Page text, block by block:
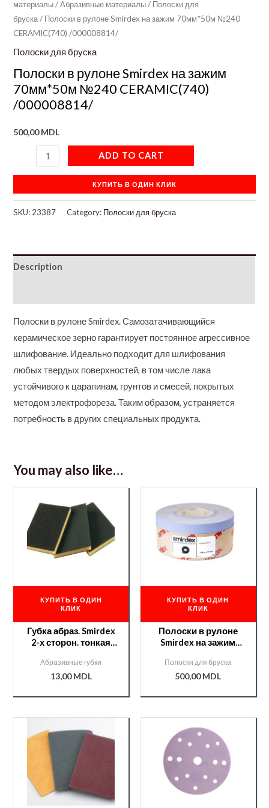
материалы/Абразивные материалы/ Полоски для
бруска/ Полоски в рулоне Smirdex на зажим 70мм*50м №240
CERAMIC(740) /000008814/
Полоски для бруска
Полоски в рулоне Smirdex на зажим
70мм*50м №240 CERAMIC(740)
/000008814/
500,00MDL
ADD TO CART
КУПИТЬ В ОДИН КЛИК
SKU: 23387 Category: Полоски для бруска
Description
Полоски в рулоне Smirdex. Самозатачивающийся
керамическое зерно гарантирует постоянное агрессивное
шлифование. Идеально подходит для шлифования
любых твердых поверхностей, в том числе лака
устойчивого к царапинам, грунтов и смесей, покрытых
методом электрофореза. Таким образом, устраняется
потребность в других специальных продукта.
You may also like…
КУПИТЬ В ОДИН
КЛИК
Губка абраз. Smirdex
2-х сторон. тонкая
/000002009/
Абразивные губки
13,00MDL
КУПИТЬ В ОДИН
КЛИК
Полоски в рулоне
Smirdex на зажим
CERAMIC(740)
/000008815/
Полоски для бруска
500,00MDL